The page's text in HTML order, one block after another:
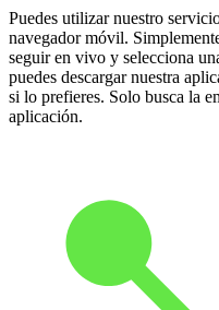
Puedes utilizar nuestro
navegador móvil.
seguir en vivo y selecciona
puedes descargar nuestra
si lo prefieres. Solo busca la
aplicación.